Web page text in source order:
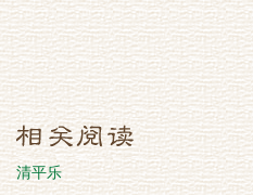
清平乐